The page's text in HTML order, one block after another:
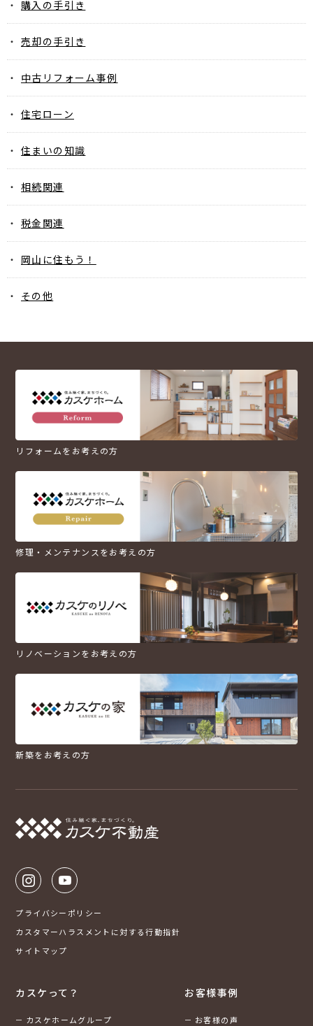
購入の手引き
売却の手引き
中古リフォーム事例
住宅ローン
住まいの知識
相続関連
税金関連
岡山に住もう！
その他
リフォームをお考えの方
修理・メンテナンスをお考えの方
リノベーションをお考えの方
新築をお考えの方
プライバシーポリシー
カスタマーハラスメントに対する行動指針
サイトマップ
カスケって？
カスケホームグループ
お客様事例
お客様の声